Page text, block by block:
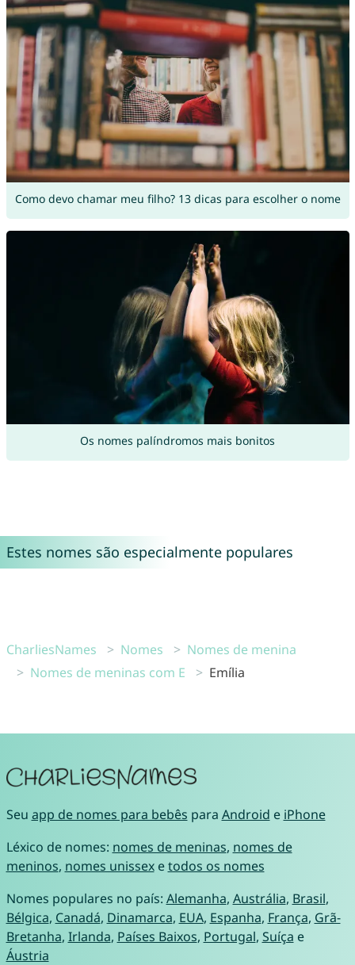
Como devo chamar meu filho? 13 dicas para escolher o nome
Os nomes palíndromos mais bonitos
Estes nomes são especialmente populares
CharliesNames Nomes
Nomes de menina
Nomes de meninas com E
Emília
Seu app de nomes para bebês para Android e iPhone
Léxico de nomes: nomes de meninas, nomes de
meninos, nomes unissexetodos os nomes
Nomes populares no país: Alemanha, Austrália, Brasil,
Bélgica, Canadá, Dinamarca, EUA, Espanha, França, Grã-
Bretanha, Irlanda, Países Baixos, Portugal, Suíça e
Áustria